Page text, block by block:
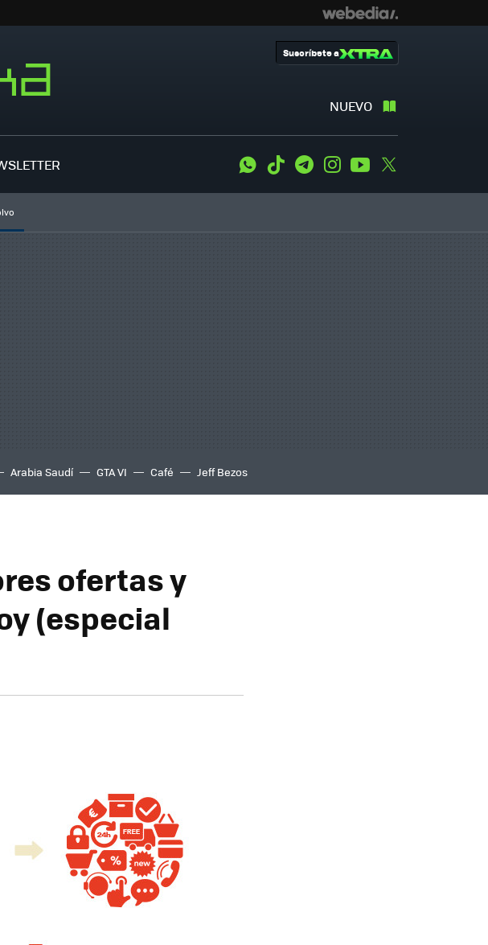
NUEVO
Suscríbete a
WhatsApp
Tiktok TelegramInstagramYoutube
Arabia Saudí GTA VI Café Jeff Bezos
ofertas y
(especial